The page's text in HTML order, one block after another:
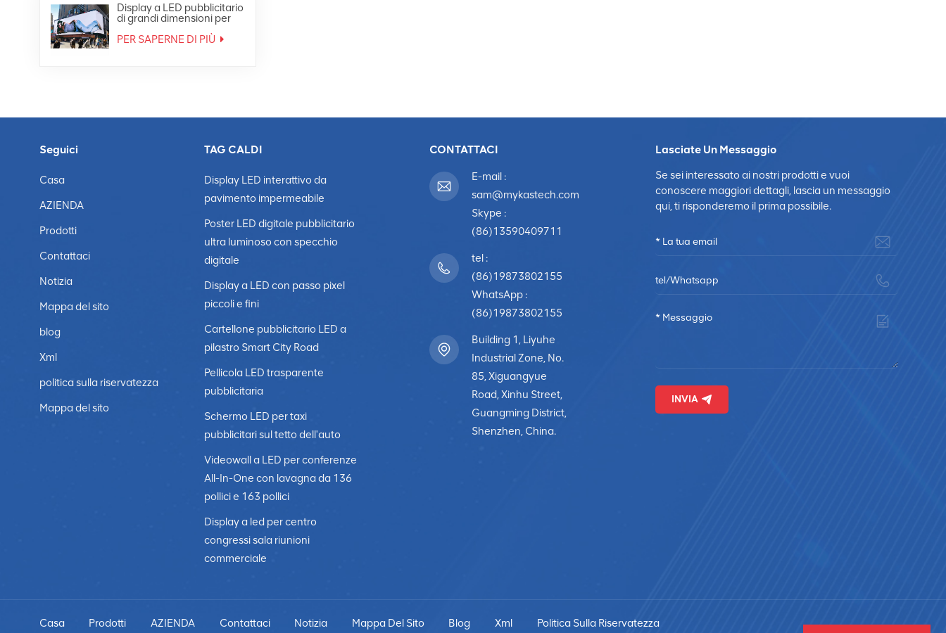
Display a LED pubblicitario
di grandi dimensioni per
esterni Ultra HD 4K
PER SAPERNE DI PIÙ
Seguici
Casa
AZIENDA
Prodotti
Contattaci
Notizia
Mappa del sito
blog
Xml
politica sulla riservatezza
Mappa del sito
TAG CALDI
Display LED interattivo da
pavimento impermeabile
Poster LED digitale pubblicitario
ultra luminoso con specchio
digitale
Display a LED con passo pixel
piccoli e fini
Cartellone pubblicitario LED a
pilastro Smart City Road
Pellicola LED trasparente
pubblicitaria
Schermo LED per taxi
pubblicitari sul tetto dell'auto
Videowall a LED per conferenze
All-In-One con lavagna da 136
pollici e 163 pollici
Display a led per centro
congressi sala riunioni
commerciale
CONTATTACI
E-mail :
sam@mykastech.com
Skype :
(86)13590409711
tel :
(86)19873802155
WhatsApp :
(86)19873802155
Building 1, Liyuhe
Industrial Zone, No.
85, Xiguangyue
Road, Xinhu Street,
Guangming District,
Shenzhen, China.
Lasciate Un Messaggio
Se sei interessato ai nostri prodotti e vuoi
conoscere maggiori dettagli, lascia un messaggio
qui, ti risponderemo il prima possibile.
INVIA
Casa Prodotti AZIENDA Contattaci Notizia Mappa Del Sito Blog Xml Politica Sulla Riservatezza